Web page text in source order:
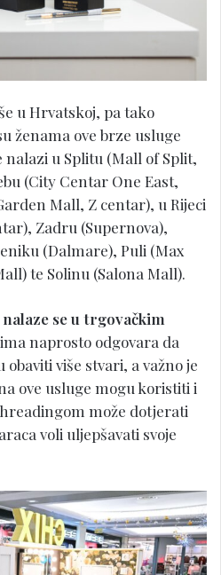
u Hrvatskoj, pa tako
ženama ove brze usluge
u Splitu (Mall of Split,
(City Centar One East,
Mall, Z centar), u Rijeci
Zadru (Supernova),
(Dalmare), Puli (Max
te Solinu (Salona Mall).
se u trgovačkim
naprosto odgovara da
više stvari, a važno je
ove usluge mogu koristiti i
može dotjerati
voli uljepšavati svoje